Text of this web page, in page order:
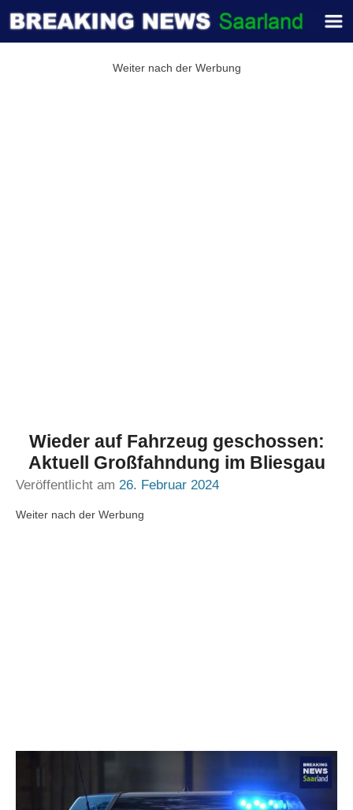
Weiter nach der Werbung
Wieder auf Fahrzeug geschossen:
Aktuell Großfahndung im Bliesgau
Veröffentlicht am 26. Februar 2024
Weiter nach der Werbung